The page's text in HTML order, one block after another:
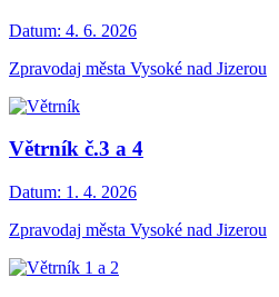
Datum: 4. 6. 2026
Zpravodaj města Vysoké nad Jizerou
Větrník č.3 a 4
Datum: 1. 4. 2026
Zpravodaj města Vysoké nad Jizerou